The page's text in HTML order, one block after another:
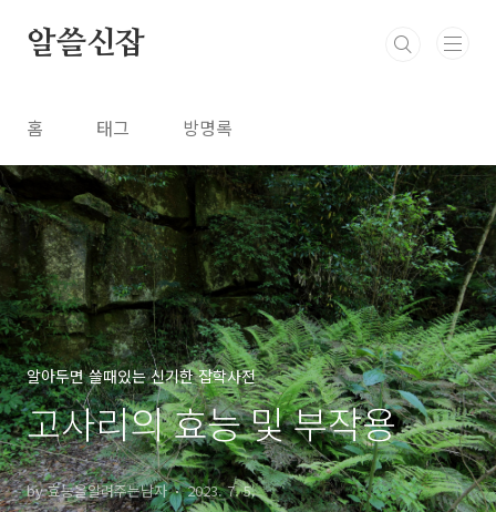
알쓸신잡
홈 태그 방명록
알아두면 쓸때있는 신기한 잡학사전
고사리의 효능 및 부작용
by 효능을알려주는남자 2023. 7. 5.